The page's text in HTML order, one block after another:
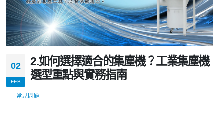
02
FEB
2.如何選擇適合的集塵機？工業集塵機
選型重點與實務指南
常見問題